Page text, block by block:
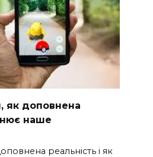
як доповнена
наше
реальність і як